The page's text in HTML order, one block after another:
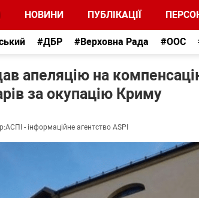
НОВИНИ ПУБЛІКАЦІЇ
#ДБР #Верховна Рада #ООС
апеляцію на
за окупацію Криму
АСПІ - інформаційне агентство ASPI